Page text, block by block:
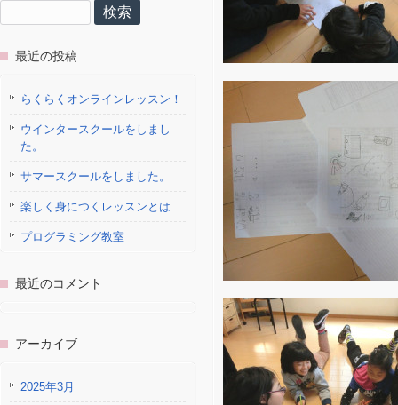
索:
最近の投稿
らくらくオンラインレッスン！
ウインタースクールをしまし
た。
サマースクールをしました。
楽しく身につくレッスンとは
プログラミング教室
最近のコメント
アーカイブ
2025年3月